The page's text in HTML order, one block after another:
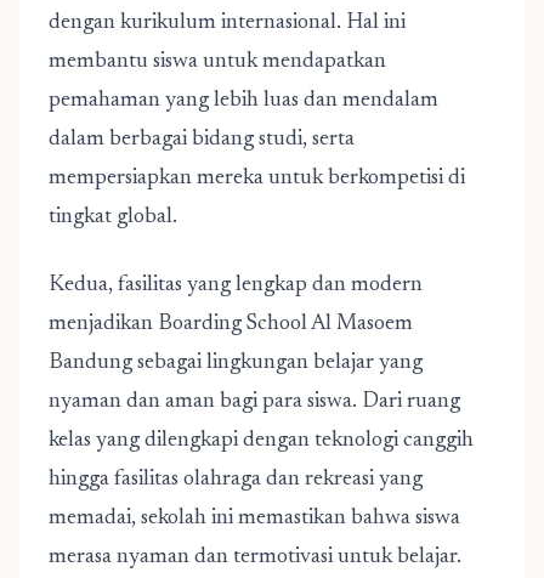
dengan kurikulum internasional. Hal ini
membantu siswa untuk mendapatkan
pemahaman yang lebih luas dan mendalam
dalam berbagai bidang studi, serta
mempersiapkan mereka untuk berkompetisi di
tingkat global.
Kedua, fasilitas yang lengkap dan modern
menjadikan Boarding School Al Masoem
Bandung sebagai lingkungan belajar yang
nyaman dan aman bagi para siswa. Dari ruang
kelas yang dilengkapi dengan teknologi canggih
hingga fasilitas olahraga dan rekreasi yang
memadai, sekolah ini memastikan bahwa siswa
merasa nyaman dan termotivasi untuk belajar.